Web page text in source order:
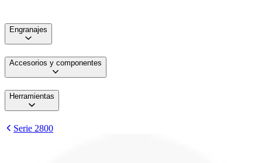
Engranajes
Accesorios y componentes
Herramientas
Serie 2800